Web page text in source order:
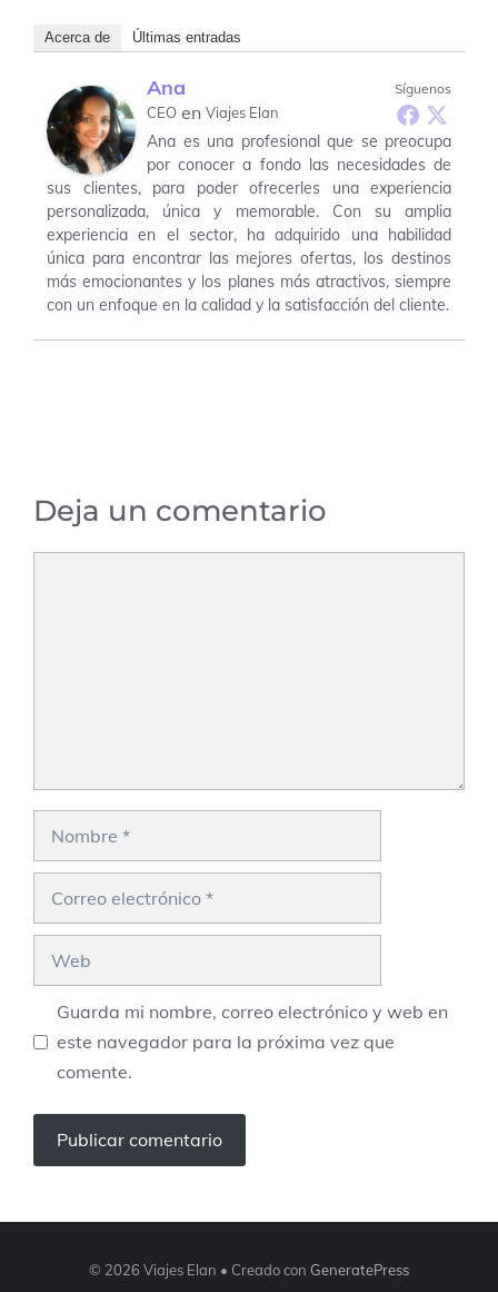
Acerca de Últimas entradas
Síguenos
Ana
CEO en Viajes Elan
Ana es una profesional que se preocupa
por conocer a fondo las necesidades de
sus clientes, para poder ofrecerles una experiencia
personalizada, única y memorable. Con su amplia
experiencia en el sector, ha adquirido una habilidad
única para encontrar las mejores ofertas, los destinos
más emocionantes y los planes más atractivos, siempre
con un enfoque en la calidad y la satisfacción del cliente.
Deja un comentario
Guarda mi nombre, correo electrónico y web en
este navegador para la próxima vez que
comente.
© 2026 Viajes Elan • Creado con GeneratePress